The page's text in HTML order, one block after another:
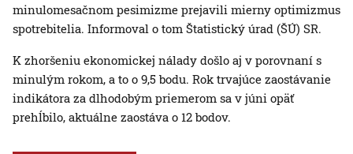
minulomesačnom pesimizme prejavili mierny optimizmus
spotrebitelia. Informoval o tom Štatistický úrad (ŠÚ) SR.
K zhoršeniu ekonomickej nálady došlo aj v porovnaní s
minulým rokom, a to o 9,5 bodu. Rok trvajúce zaostávanie
indikátora za dlhodobým priemerom sa v júni opäť
prehĺbilo, aktuálne zaostáva o 12 bodov.